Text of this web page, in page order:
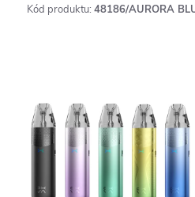
Kód produktu: 48186/AURORA